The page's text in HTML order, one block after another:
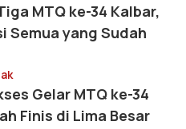
MTQ ke-34 Kalbar,
Semua yang Sudah
Gelar MTQ ke-34
Finis di Lima Besar